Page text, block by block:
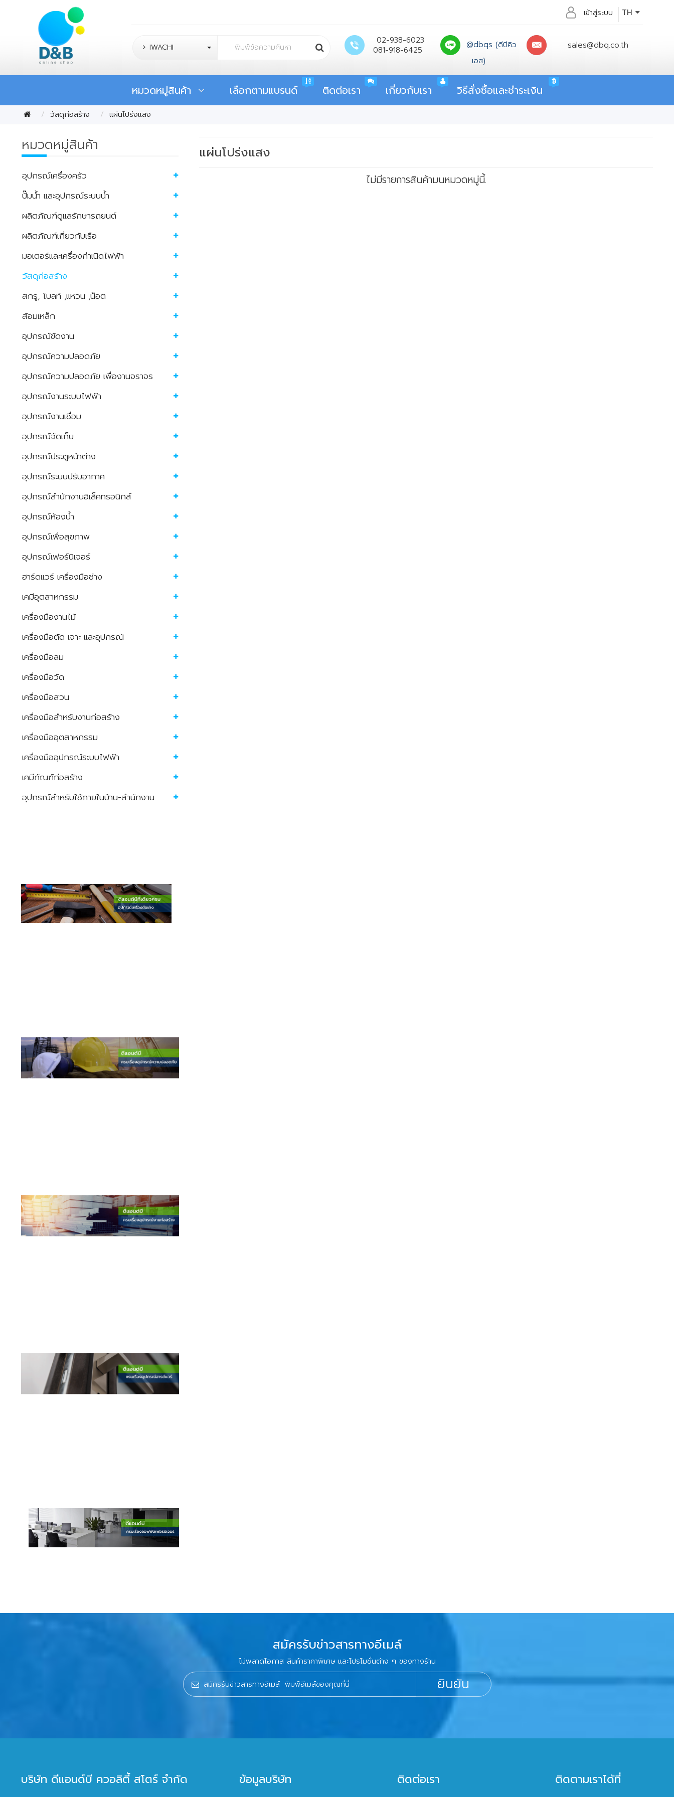
TH
เข้าสู่ระบบ
IWACHI
02-938-6023
081-918-6425
@dbqs (ดีบีคิว
เอส)
sales@dbq.co.th
หมวดหมู่สินค้า เลือกตามแบรนด์ ติดต่อเรา เกี่ยวกับเรา วิธีสั่งซื้อและชำระเงิน
วัสดุก่อสร้าง แผ่นโปร่งแสง
หมวดหมู่สินค้า
อุปกรณ์เครื่องครัว
ปั๊มน้ำ และอุปกรณ์ระบบน้ำ
ผลิตภัณฑ์ดูแลรักษารถยนต์
ผลิตภัณฑ์เกี่ยวกับเรือ
มอเตอร์และเครื่องกำเนิดไฟฟ้า
วัสดุก่อสร้าง
สกรู, โบลท์ ,แหวน ,น็อต
ส้อมเหล็ก
อุปกรณ์ขัดงาน
อุปกรณ์ความปลอดภัย
อุปกรณ์ความปลอดภัย เพื่องานจราจร
อุปกรณ์งานระบบไฟฟ้า
อุปกรณ์งานเชื่อม
อุปกรณ์จัดเก็บ
อุปกรณ์ประตูหน้าต่าง
อุปกรณ์ระบบปรับอากาศ
อุปกรณ์สำนักงานอิเล็คทรอนิกส์
อุปกรณ์ห้องน้ำ
อุปกรณ์เพื่อสุขภาพ
อุปกรณ์เฟอร์นิเจอร์
ฮาร์ดแวร์ เครื่องมือช่าง
เคมีอุตสาหกรรม
เครื่องมืองานไม้
เครื่องมือตัด เจาะ และอุปกรณ์
เครื่องมือลม
เครื่องมือวัด
เครื่องมือสวน
เครื่องมือสำหรับงานก่อสร้าง
เครื่องมืออุตสาหกรรม
เครื่องมืออุปกรณ์ระบบไฟฟ้า
เคมีภัณฑ์ก่อสร้าง
อุปกรณ์สำหรับใช้ภายในบ้าน-สำนักงาน
แผ่นโปร่งแสง
ไม่มีรายการสินค้ามนหมวดหมู่นี้.
สมัครรับข่าวสารทางอีเมล์
ไม่พลาดโอกาส สินค้าราคาพิเศษ และโปรโมชั่นต่าง ๆ ของทางร้าน
ยินยัน
บริษัท ดีแอนด์บี ควอลิตี้ สโตร์ จำกัด ข้อมูลบริษัท ติดต่อเรา ติดตามเราได้ที่